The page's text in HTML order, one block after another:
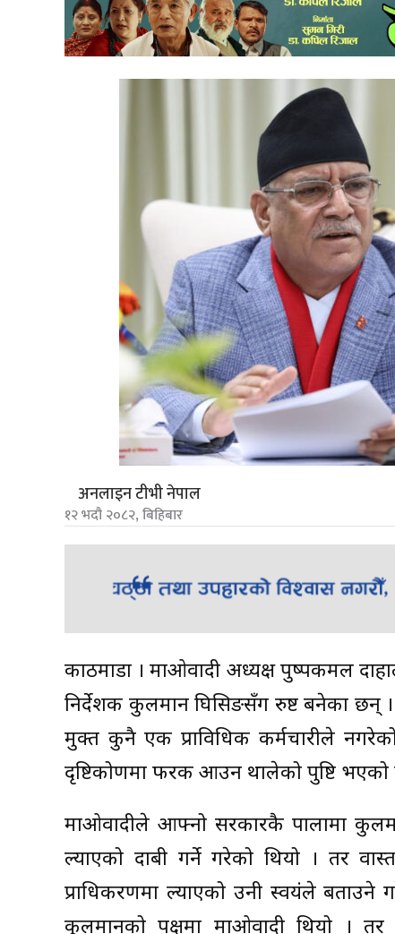
अनलाइन टीभी नेपाल
१२ भदौ २०८२, बिहिबार
काठमाडौं । माओवादी अध्यक्ष पुष्पकमल
निर्देशक कुलमान घिसिङसँग रुष्ट बनेका छन्
मुक्त कुनै एक प्राविधिक कर्मचारीले
दृष्टिकोणमा फरक आउन थालेको पुष्टि भएको
माओवादीले आफ्नो सरकारकै पालामा
ल्याएको दाबी गर्ने गरेको थियो । तर
प्राधिकरणमा ल्याएको उनी स्वयंले बताउने
कुलमानको पक्षमा माओवादी थियो ।